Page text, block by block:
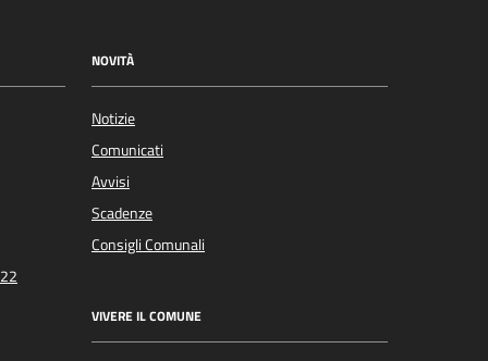
NOVITÀ
Notizie
Comunicati
Avvisi
Scadenze
Consigli Comunali
VIVERE IL COMUNE